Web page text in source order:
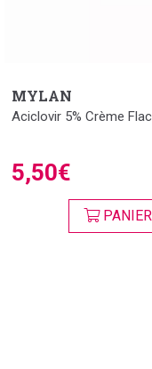
MYLAN
Aciclovir 5% Crème
5,50€
PANIER